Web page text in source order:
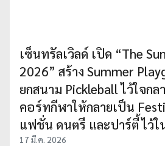
เซ็นทรัลเวิลด์ เปิด “The
2026” สร้าง Summer
ยกสนาม Pickleball ไว้ใจกล
คอร์ทกีฬาให้กลายเป็น
แฟชั่น ดนตรี และปาร์ตี้ ไว้ใ
17 มี.ค. 2026